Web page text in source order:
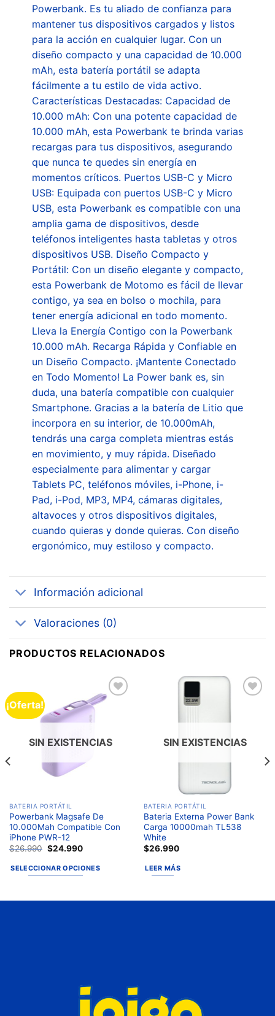
Powerbank. Es tu aliado de confianza para
mantener tus dispositivos cargados y listos
para la acción en cualquier lugar. Con un
diseño compacto y una capacidad de 10.000
mAh, esta batería portátil se adapta
fácilmente a tu estilo de vida activo.
Características Destacadas: Capacidad de
10.000 mAh: Con una potente capacidad de
10.000 mAh, esta Powerbank te brinda varias
recargas para tus dispositivos, asegurando
que nunca te quedes sin energía en
momentos críticos. Puertos USB-C y Micro
USB: Equipada con puertos USB-C y Micro
USB, esta Powerbank es compatible con una
amplia gama de dispositivos, desde
teléfonos inteligentes hasta tabletas y otros
dispositivos USB. Diseño Compacto y
Portátil: Con un diseño elegante y compacto,
esta Powerbank de Motomo es fácil de llevar
contigo, ya sea en bolso o mochila, para
tener energía adicional en todo momento.
Lleva la Energía Contigo con la Powerbank
10.000 mAh. Recarga Rápida y Confiable en
un Diseño Compacto. ¡Mantente Conectado
en Todo Momento! La Power bank es, sin
duda, una batería compatible con cualquier
Smartphone. Gracias a la batería de Litio que
incorpora en su interior, de 10.000mAh,
tendrás una carga completa mientras estás
en movimiento, y muy rápida. Diseñado
especialmente para alimentar y cargar
Tablets PC, teléfonos móviles, i-Phone, i-
Pad, i-Pod, MP3, MP4, cámaras digitales,
altavoces y otros dispositivos digitales,
cuando quieras y donde quieras. Con diseño
ergonómico, muy estiloso y compacto.
Información adicional
Valoraciones (0)
PRODUCTOS RELACIONADOS
¡Oferta!
Añadir
SIN EXISTENCIAS
BATERIA PORTÁTIL
Powerbank Magsafe De
10.000Mah Compatible Con
iPhone PWR-12
$26.990 $24.990
SELECCIONAR OPCIONES
SIN EXISTENCIAS
BATERIA PORTÁTIL
Bateria Externa Power Bank
Carga 10000mah TL538
White
$26.990
LEER MÁS